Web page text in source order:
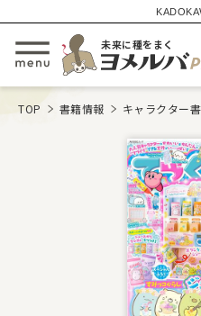
メニューを開閉する
未来に種をまく
TOP 書籍情報 キャラクター